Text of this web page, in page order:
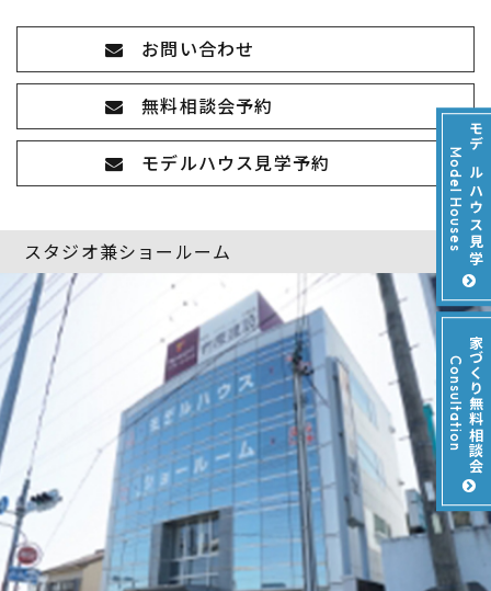
モデルハウス見学
Model Houses
家づくり無料相談会
Consultation
お問い合わせ
無料相談会予約
モデルハウス見学予約
スタジオ兼ショールーム